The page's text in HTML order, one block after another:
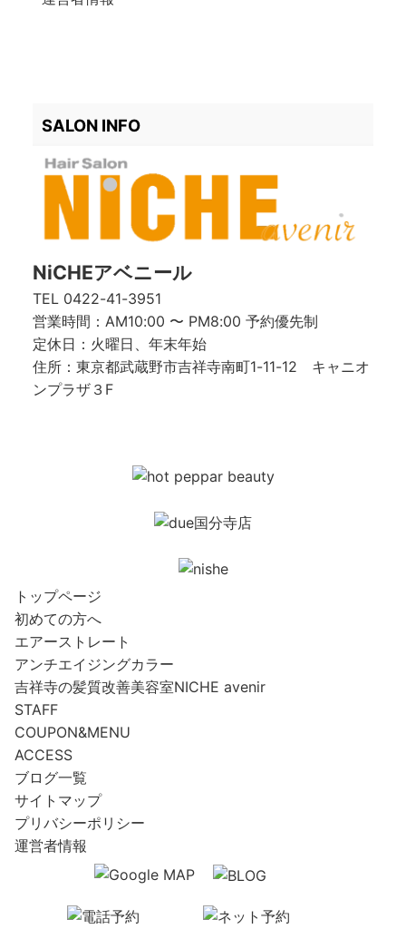
SALON INFO
NiCHEアベニール
TEL 0422-41-3951
営業時間：AM10:00 〜 PM8:00 予約優先制
定休日：火曜日、年末年始
住所：東京都武蔵野市吉祥寺南町1-11-12 キャニオ
ンプラザ３F
トップページ
初めての方へ
エアーストレート
アンチエイジングカラー
吉祥寺の髪質改善美容室NICHE avenir
STAFF
COUPON&MENU
ACCESS
ブログ一覧
サイトマップ
プリバシーポリシー
運営者情報